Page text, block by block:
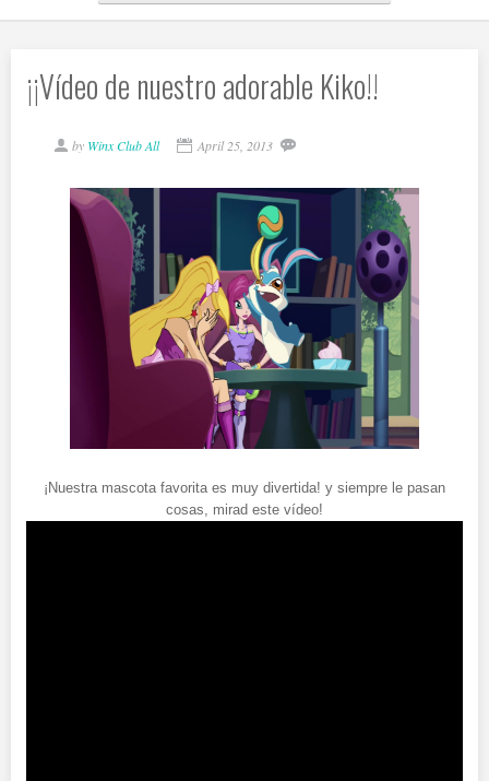
¡¡Vídeo de nuestro adorable Kiko!!
by Winx Club All April 25, 2013
¡Nuestra mascota favorita es muy divertida! y siempre le pasan
cosas, mirad este vídeo!